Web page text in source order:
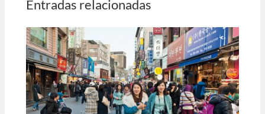
Entradas relacionadas